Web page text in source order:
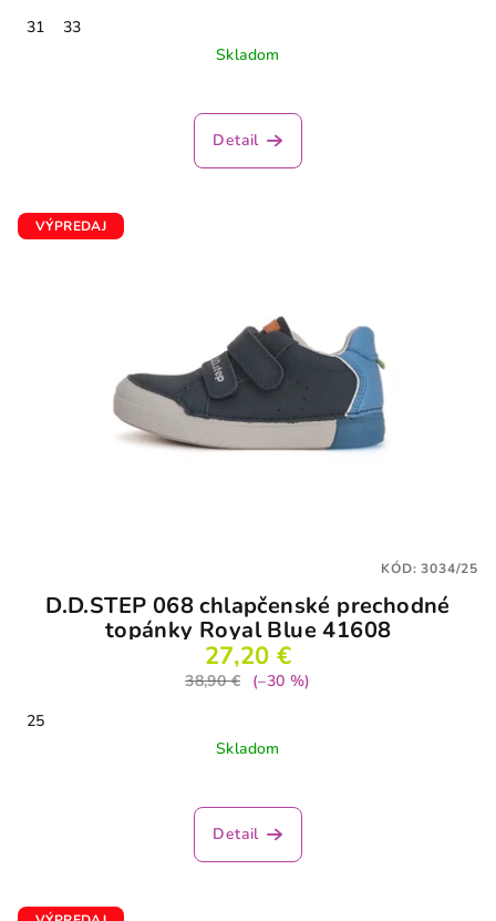
31
33
Skladom
Detail
VÝPREDAJ
D.D.STEP 068 chlapčenské prechodné
topánky Royal Blue 41608
27,20 €
38,90 €
(–30 %)
25
Skladom
Detail
KÓD:3034/25